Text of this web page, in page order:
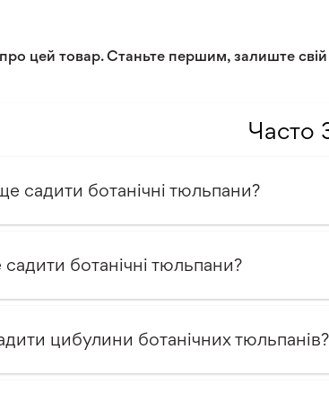
цей товар. Станьте першим, залиште свій
Часто
садити ботанічні тюльпани?
ботанічні тюльпани?
цибулини ботанічних тюльпанів?